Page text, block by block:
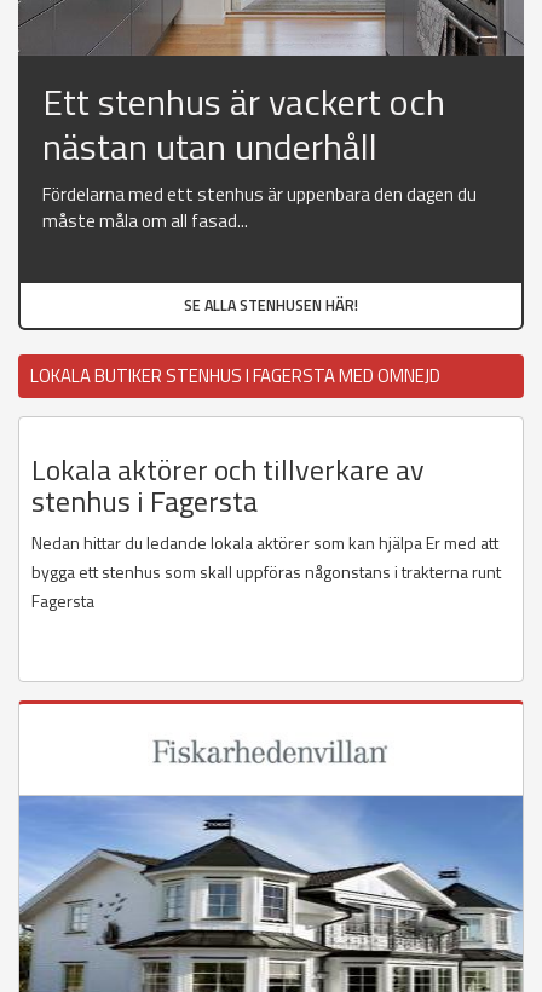
Ett stenhus är vackert och
nästan utan underhåll
Fördelarna med ett stenhus är uppenbara den dagen du
måste måla om all fasad...
SE ALLA STENHUSEN HÄR!
LOKALA BUTIKER STENHUS I FAGERSTA MED OMNEJD
Lokala aktörer och tillverkare av
stenhus i Fagersta
Nedan hittar du ledande lokala aktörer som kan hjälpa Er med att
bygga ett stenhus som skall uppföras någonstans i trakterna runt
Fagersta